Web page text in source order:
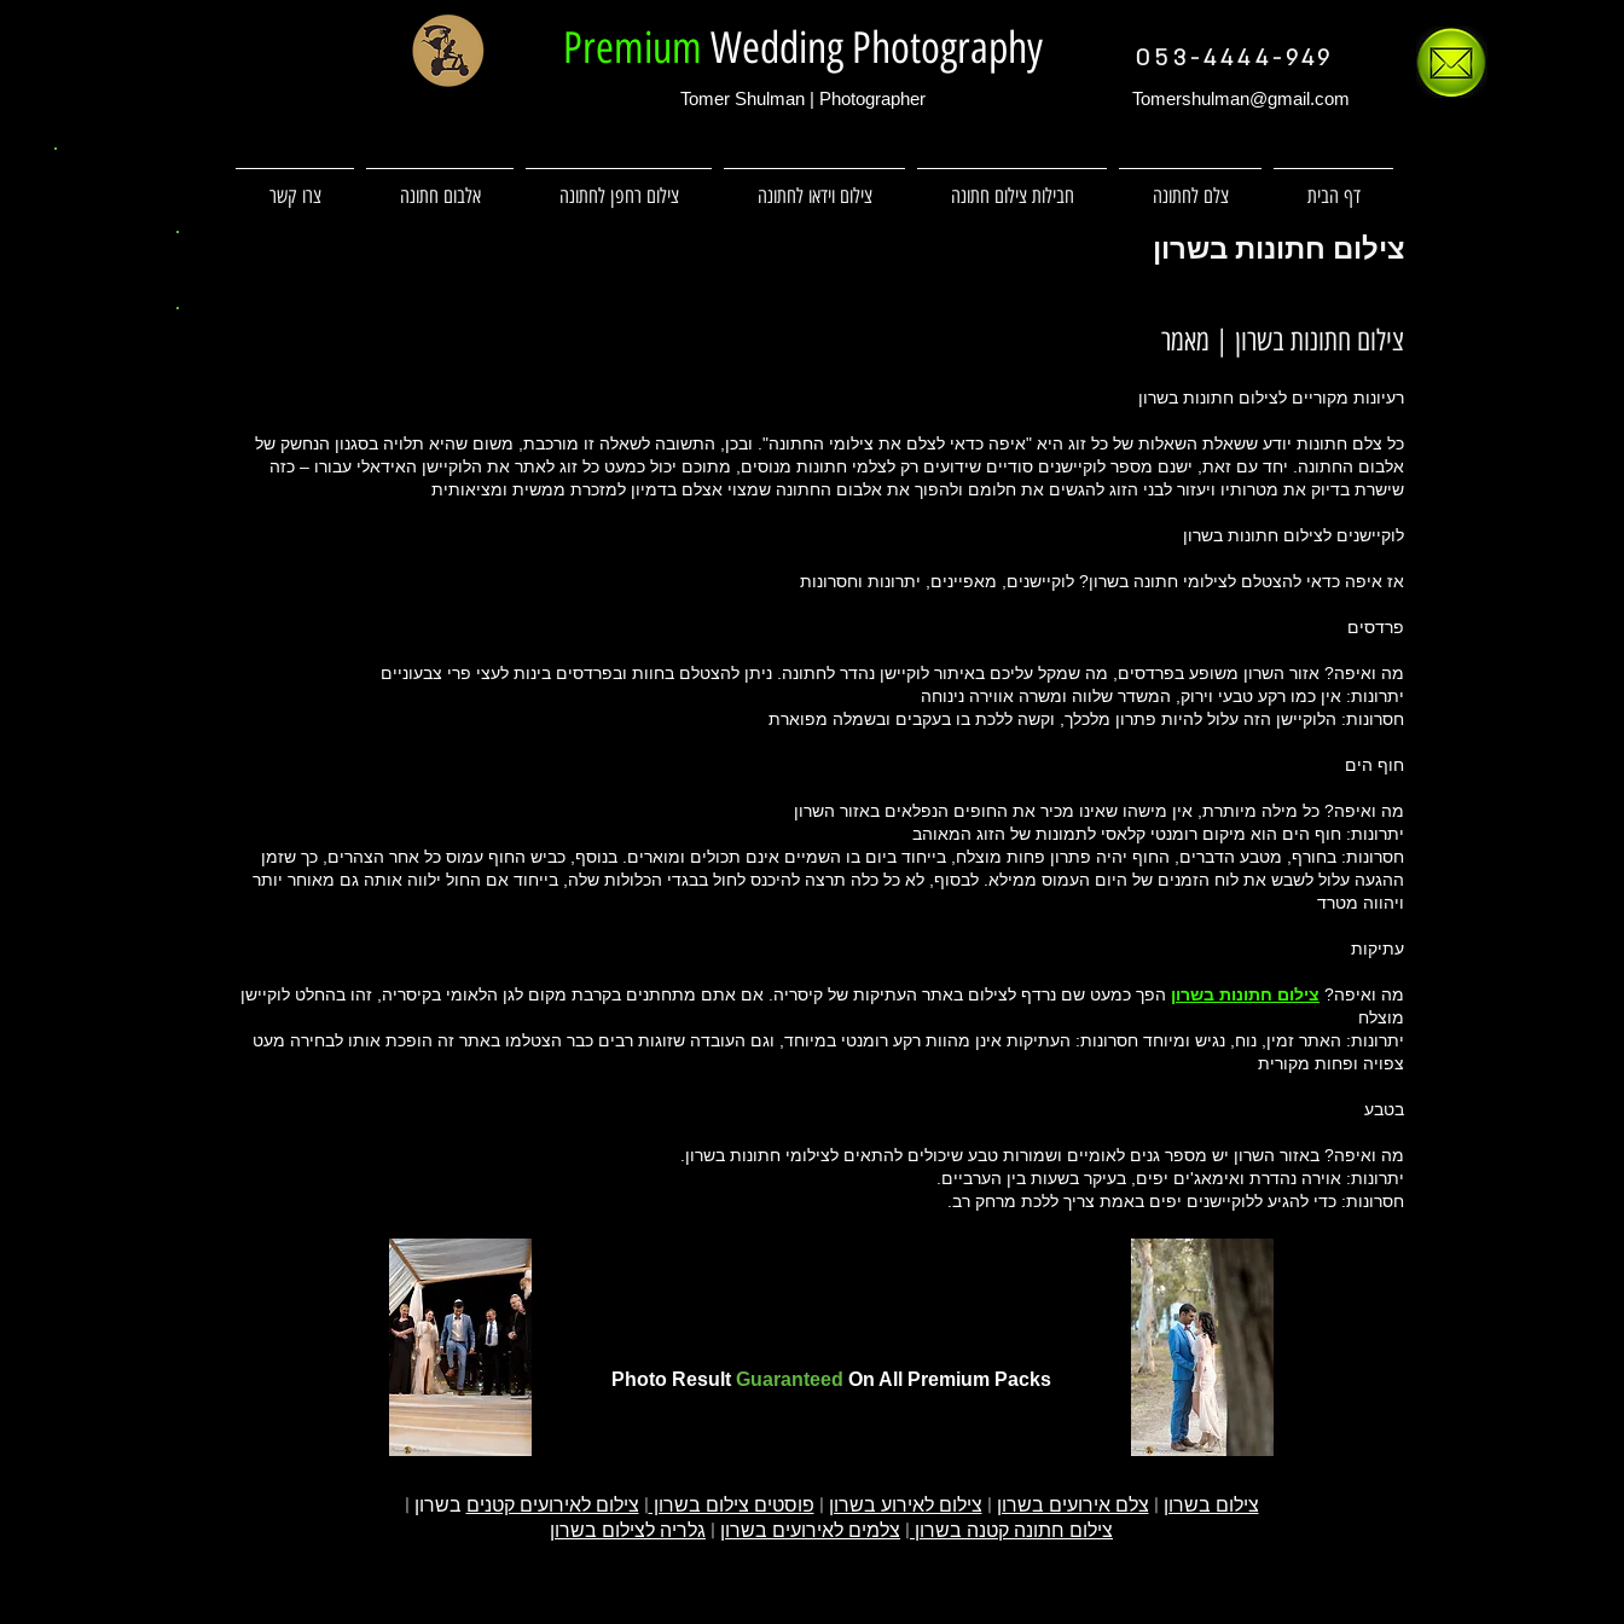
053-4444-949
Premium Wedding Photography
Tomer Shulman | Photographer Tomershulman@gmail.com
צרו קשר אלבום חתונה צילום רחפן לחתונה צילום וידאו לחתונה חבילות צילום חתונה צלם לחתונה דף הבית
צילום חתונות בשרון | מאמר
רעיונות מקוריים לצילום חתונות בשרון
כל צלם חתונות יודע ששאלת השאלות של כל זוג היא "איפה כדאי לצלם את צילומי החתונה". ובכן, התשובה לשאלה זו מורכבת, משום שהיא תלויה בסגנון הנחשק של
אלבום החתונה. יחד עם זאת, ישנם מספר לוקיישנים סודיים שידועים רק לצלמי חתונות מנוסים, מתוכם יכול כמעט כל זוג לאתר את הלוקיישן האידאלי עבורו – כזה
שישרת בדיוק את מטרותיו ויעזור לבני הזוג להגשים את חלומם ולהפוך את אלבום החתונה שמצוי אצלם בדמיון למזכרת ממשית ומציאותית
לוקיישנים לצילום חתונות בשרון
אז איפה כדאי להצטלם לצילומי חתונה בשרון? לוקיישנים, מאפיינים, יתרונות וחסרונות
פרדסים
מה ואיפה? אזור השרון משופע בפרדסים, מה שמקל עליכם באיתור לוקיישן נהדר לחתונה. ניתן להצטלם בחוות ובפרדסים בינות לעצי פרי צבעוניים
יתרונות: אין כמו רקע טבעי וירוק, המשדר שלווה ומשרה אווירה נינוחה
חסרונות: הלוקיישן הזה עלול להיות פתרון מלכלך, וקשה ללכת בו בעקבים ובשמלה מפוארת
חוף הים
מה ואיפה? כל מילה מיותרת, אין מישהו שאינו מכיר את החופים הנפלאים באזור השרון
יתרונות: חוף הים הוא מיקום רומנטי קלאסי לתמונות של הזוג המאוהב
חסרונות: בחורף, מטבע הדברים, החוף יהיה פתרון פחות מוצלח, בייחוד ביום בו השמיים אינם תכולים ומוארים. בנוסף, כביש החוף עמוס כל אחר הצהרים, כך שזמן
ההגעה עלול לשבש את לוח הזמנים של היום העמוס ממילא. לבסוף, לא כל כלה תרצה להיכנס לחול בבגדי הכלולות שלה, בייחוד אם החול ילווה אותה גם מאוחר יותר
ויהווה מטרד
עתיקות
מה ואיפה? צילום חתונות בשרון הפך כמעט שם נרדף לצילום באתר העתיקות של קיסריה. אם אתם מתחתנים בקרבת מקום לגן הלאומי בקיסריה, זהו בהחלט לוקיישן
מוצלח
יתרונות: האתר זמין, נוח, נגיש ומיוחד חסרונות: העתיקות אינן מהוות רקע רומנטי במיוחד, וגם העובדה שזוגות רבים כבר הצטלמו באתר זה הופכת אותו לבחירה מעט
צפויה ופחות מקורית
בטבע
.מה ואיפה? באזור השרון יש מספר גנים לאומיים ושמורות טבע שיכולים להתאים לצילומי חתונות בשרון
.יתרונות: אוירה נהדרת ואימאג'ים יפים, בעיקר בשעות בין הערביים
.חסרונות: כדי להגיע ללוקיישנים יפים באמת צריך ללכת מרחק רב
Photo Result Guaranteed On All Premium Packs
Din is a popular choice on business and
צילום בשרון |צלם אירועים בשרון |צילום לאירוע בשרון |פוסטים צילום בשרון|צילום לאירועים קטניםבשרון |
צילום חתונה קטנה בשרון| צלמים לאירועים בשרון | גלריה לצילום בשרון
צילום חתונות בשרון